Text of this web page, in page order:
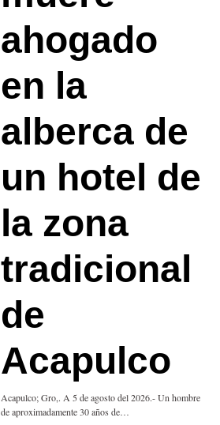
ahogado
en la
alberca de
un hotel de
la zona
tradicional
de
Acapulco
Acapulco; Gro,. A 5 de agosto del 2026.- Un hombre
de aproximadamente 30 años de…